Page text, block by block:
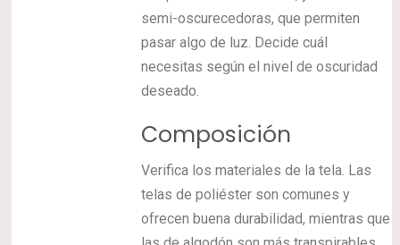
semi-oscurecedoras, que permiten
pasar algo de luz. Decide cuál
necesitas según el nivel de oscuridad
deseado.
Composición
Verifica los materiales de la tela. Las
telas de poliéster son comunes y
ofrecen buena durabilidad, mientras que